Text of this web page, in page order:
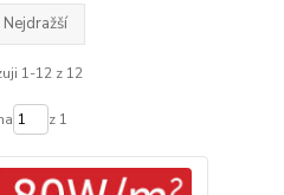
Nejdražší
1-12 z 12
z 1